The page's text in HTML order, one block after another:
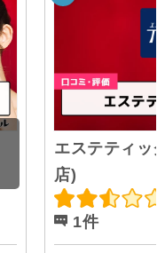
エステティッ
店)
1件